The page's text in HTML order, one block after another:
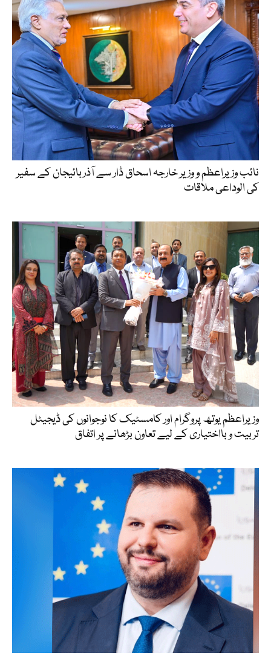
نائب وزیراعظم و وزیر خارجہ اسحاق ڈار سے آذربائیجان کے سفیر
کی الوداعی ملاقات
وزیراعظم یوتھ پروگرام اور کامسٹیک کا نوجوانوں کی ڈیجیٹل
تربیت و بااختیاری کے لیے تعاون بڑھانے پر اتفاق